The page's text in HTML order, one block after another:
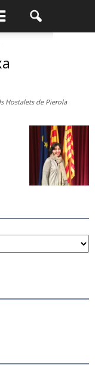
Hostalets de Pierola